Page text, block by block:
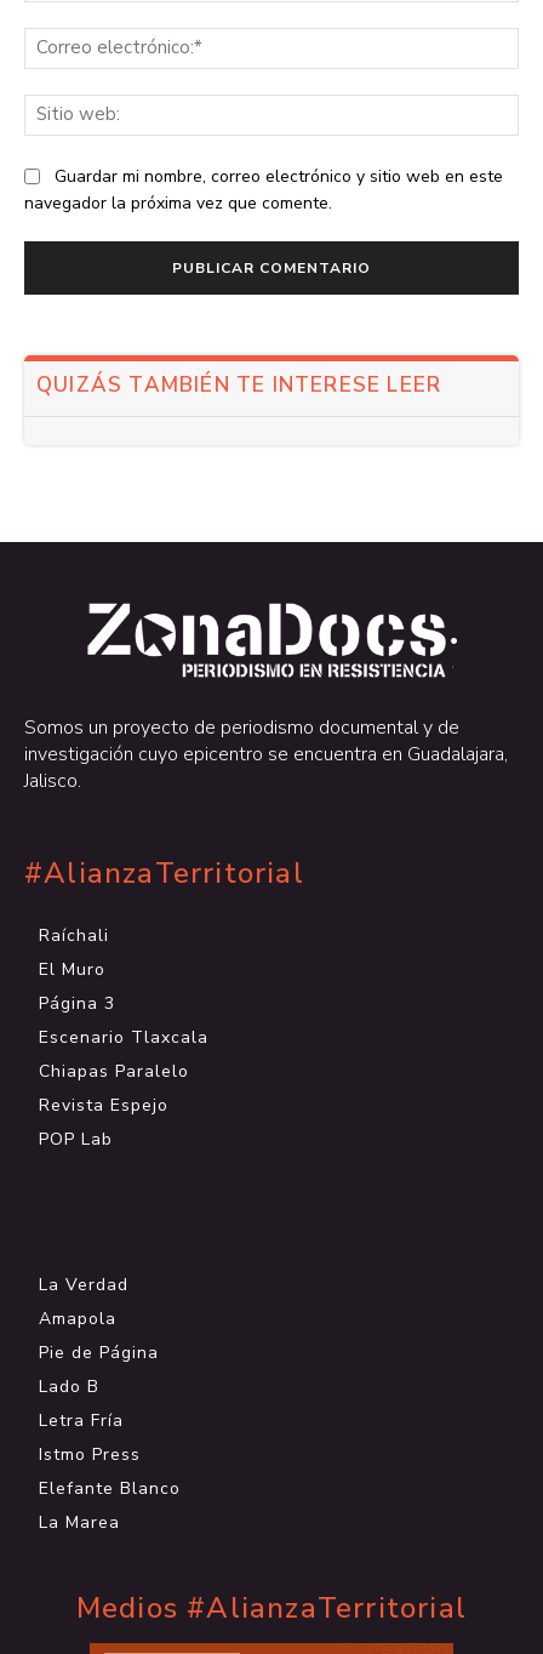
Guardar mi nombre, correo electrónico y sitio web en este
navegador la próxima vez que comente.
QUIZÁS TAMBIÉN TE INTERESE LEER
.
.
Somos un proyecto de periodismo documental y de
investigación cuyo epicentro se encuentra en Guadalajara,
Jalisco.
#AlianzaTerritorial
Raíchali
El Muro
Página 3
Escenario Tlaxcala
Chiapas Paralelo
Revista Espejo
POP Lab
La Verdad
Amapola
Pie de Página
Lado B
Letra Fría
Istmo Press
Elefante Blanco
La Marea
Medios #AlianzaTerritorial